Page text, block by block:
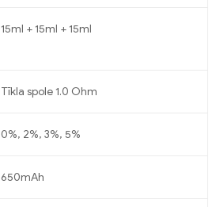
15ml + 15ml + 15ml
Tīkla spole 1.0 Ohm
0%, 2%, 3%, 5%
650mAh